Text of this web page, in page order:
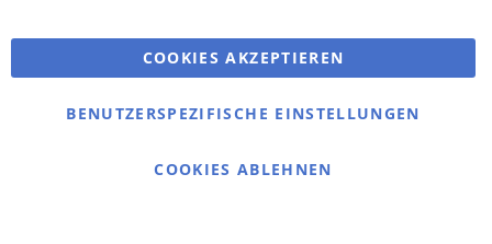
Bestellungen und Rücksendungen
Kontaktieren Sie uns
Cookie Einstellungen
COOKIES AKZEPTIEREN
BENUTZERSPEZIFISCHE EINSTELLUNGEN
COOKIES ABLEHNEN